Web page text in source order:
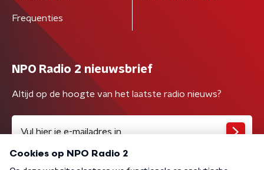
Frequenties
NPO Radio 2 nieuwsbrief
Altijd op de hoogte van het laatste radio nieuws?